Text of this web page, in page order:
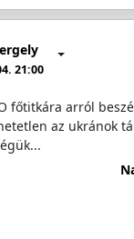
21:00
főtitkára arról
az ukránok